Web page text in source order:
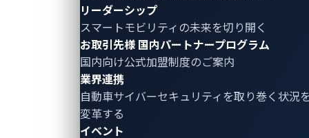
リーダーシップ
スマートモビリティの未来を切り開く
お取引先様 国内パートナープログラム
国内向け公式加盟制度のご案内
業界連携
自動車サイバーセキュリティ を取り巻く状況
変革する
イベント
図2：ターゲットユニットに接続された
JTAGulator
その後、ターゲットCPUとデバッグソフトウェアツー
ルをつなぐためにJLinkツールを使用します。このツー
ルは、プロセッサの開始や停止、実行中のブレークポ